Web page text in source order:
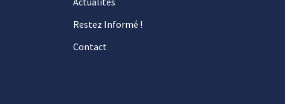
Restez Informé !
Contact